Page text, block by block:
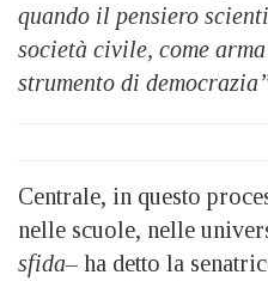
quando il pensiero
società civile, come
strumento di
Centrale, in questo
nelle scuole, nelle
sfida– ha detto la